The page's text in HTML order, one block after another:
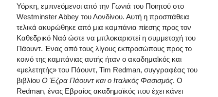
Υόρκη, εμπνεόμενοι από την Γωνιά του Ποιητού στο
Westminster Abbey του Λονδίνου. Αυτή η προσπάθεια
τελικά ακυρώθηκε από μια καμπάνια πίεσης προς τον
Καθεδρικό Ναό ώστε να μπλοκαριστεί η συμμετοχή του
Πάουντ. Ένας από τους λίγους εκπροσώπους προς το
κοινό της καμπάνιας αυτής ήταν ο ακαδημαϊκός και
«μελετητής» του Πάουντ, Tim Redman, συγγραφέας του
βιβλίου Ο Έζρα Πάουντ και ο Ιταλικός Φασισμός. Ο
Redman, ένας Εβραίος ακαδημαϊκός που έχει κάνει